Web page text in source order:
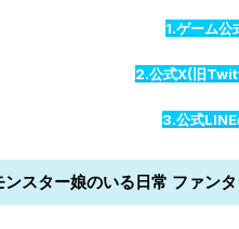
1.ゲーム公
2.公式X(旧
3.公式
スター娘のいる日常 ファンタ